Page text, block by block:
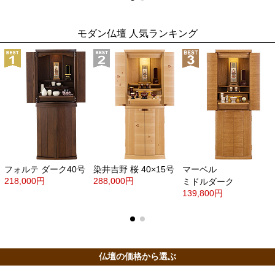
モダン仏壇 人気ランキング
フォルテ ダーク40号
218,000円
染井吉野 桜 40×15号
288,000円
マーベル
ミドルダーク
139,800円
仏壇の価格から選ぶ